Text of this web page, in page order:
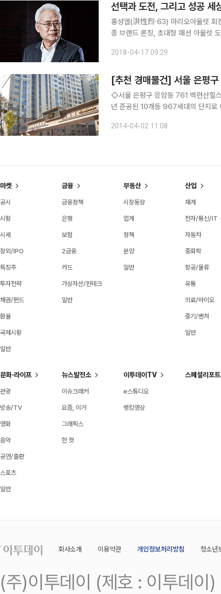
선택과 도전, 그리고 성공 세
홍성열(洪性烈·63) 마리오아울렛 회
종 브랜드 론칭, 초대형 패션 아울렛
지난 40여 년 동안 도전을 멈추지 않
2018-04-17 09:29
[추천 경매물건] 서울 은평
◇서울 은평구 응암동 761 백련산힐
년 준공된 10개동 967세대의 단지로
충암고, 명지대 등의 교육시설도 가까
2014-04-02 11:08
마켓
공시
시황
시세
장외/IPO
특징주
투자전략
채권/펀드
환율
국제시황
일반
금융
금융정책
은행
보험
2금융
카드
가상자산/핀테크
일반
부동산
시장동향
업계
정책
분양
일반
산업
재계
전자/통신/IT
자동차
중화학
항공/물류
유통
의료/바이오
중기/벤처
일반
문화·라이프
관광
방송/TV
영화
음악
공연/출판
스포츠
일반
뉴스발전소
이슈크래커
요즘, 이거
그래픽스
한 컷
이투데이TV
e스튜디오
랭킹영상
스페셜리포트
회사소개 이용약관 개인정보처리방침 청소년
(주)이투데이 (제호 : 이투데